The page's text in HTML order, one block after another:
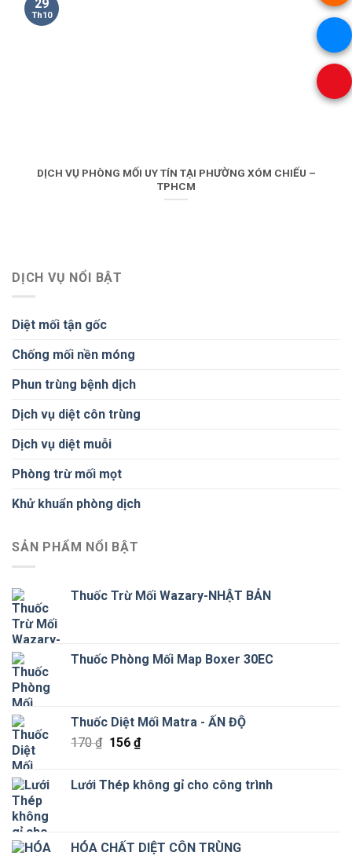
DỊCH VỤ PHÒNG MỐI UY TÍN TẠI PHƯỜNG XÓM CHIẾU –
TPHCM
29
Th10
DỊCH VỤ NỔI BẬT
Diệt mối tận gốc
Chống mối nền móng
Phun trùng bệnh dịch
Dịch vụ diệt côn trùng
Dịch vụ diệt muỗi
Phòng trừ mối mọt
Khử khuẩn phòng dịch
SẢN PHẨM NỔI BẬT
Thuốc Trừ Mối Wazary-NHẬT BẢN
Thuốc Phòng Mối Map Boxer 30EC
Thuốc Diệt Mối Matra - ẤN ĐỘ
170₫ Giá
170 ₫.
156 ₫Giá
là:
Lưới Thép không gỉ cho công trình
HÓA CHẤT DIỆT CÔN TRÙNG